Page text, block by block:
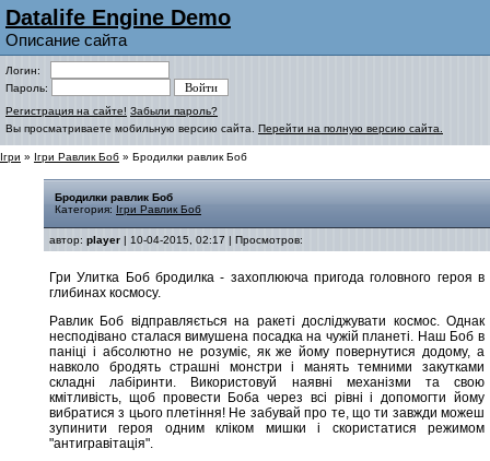
Datalife Engine Demo
Описание сайта
Логин:
Пароль:
Регистрация на сайте! Забыли пароль?
Вы просматриваете мобильную версию сайта. Перейти на полную версию сайта.
Ігри » Ігри Равлик Боб » Бродилки равлик Боб
Бродилки равлик Боб
Категория: Ігри Равлик Боб
автор: player | 10-04-2015, 02:17 | Просмотров:
Гри Улитка Боб бродилка - захоплююча пригода головного героя в
глибинах космосу.
Равлик Боб відправляється на ракеті досліджувати космос. Однак
несподівано сталася вимушена посадка на чужій планеті. Наш Боб в
паніці і абсолютно не розуміє, як же йому повернутися додому, а
навколо бродять страшні монстри і манять темними закутками
складні лабіринти. Використовуй наявні механізми та свою
кмітливість, щоб провести Боба через всі рівні і допомогти йому
вибратися з цього плетіння! Не забувай про те, що ти завжди можеш
зупинити героя одним кліком мишки і скористатися режимом
"антигравітація".